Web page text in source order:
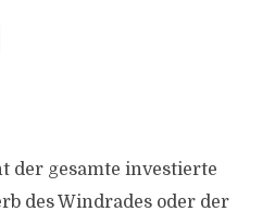
gesamte investierte
des Windrades oder der